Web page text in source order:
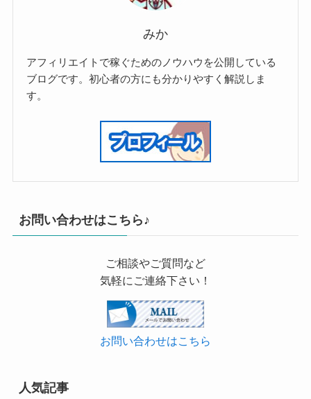
みか
アフィリエイトで稼ぐためのノウハウを公開している
ブログです。初心者の方にも分かりやすく解説しま
す。
お問い合わせはこちら♪
ご相談やご質問など
気軽にご連絡下さい！
お問い合わせはこちら
人気記事